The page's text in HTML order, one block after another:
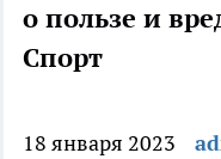
о пользе и
Спорт
18 января 2023